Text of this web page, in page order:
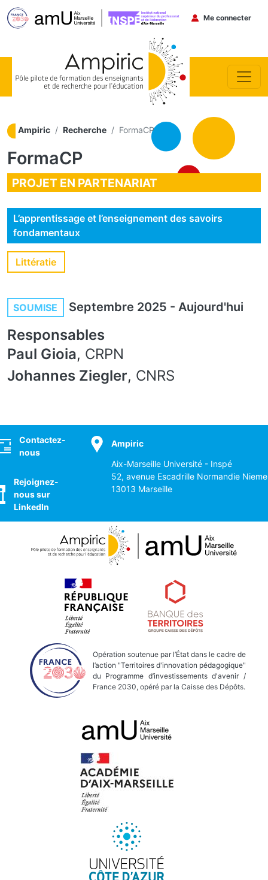
Menu du
Me connecter
Ampiric Recherche FormaCP
FormaCP
PROJET EN PARTENARIAT
L’apprentissage et l’enseignement des savoirs
fondamentaux
Littératie
SOUMISE Septembre 2025 - Aujourd'hui
Responsables
Paul Gioia, CRPN
Johannes Ziegler, CNRS
Contactez-
nous
Rejoignez-
nous sur
LinkedIn
Ampiric
Aix-Marseille Université - Inspé
52, avenue Escadrille Normandie
13013 Marseille
Opération soutenue par l’État dans le cadre de
l’action "Territoires d'innovation pédagogique"
du Programme d’investissements d'avenir /
France 2030, opéré par la Caisse des Dépôts.